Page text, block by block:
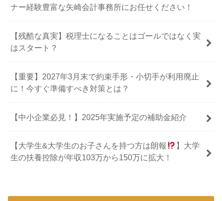
ナー経験豊富な矢崎会計事務所にお任せください！
【残酷な真実】税理士になることはゴールではなく実
はスタート？
【重要】2027年3月末で約束手形・小切手が利用廃止
に！今すぐ準備すべき対策とは？
【中小企業必見！】2025年実施予定の補助金紹介
【大学生&大学生のお子さんを持つ方は朗報
】大学
生の扶養控除が年収103万から150万に拡大！